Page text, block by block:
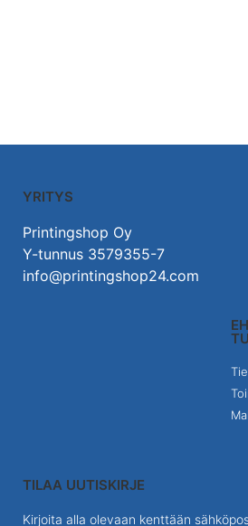
YRITYS
Printingshop Oy
Y-tunnus 3579355-7
info@printingshop24.com
TILAA UUTISKIRJE
Kirjoita alla olevaan kenttään